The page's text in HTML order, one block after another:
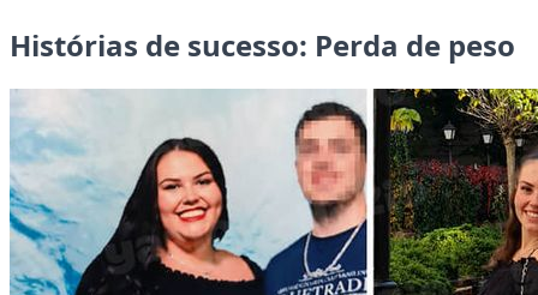
Histórias de sucesso: Perda de peso